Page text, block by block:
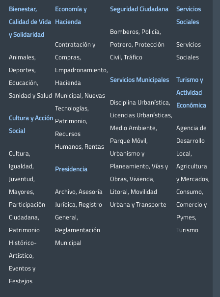
Bienestar,
Calidad de Vida
y Solidaridad
Animales,
Deportes,
Educación,
Sanidad y Salud
Cultura y Acción
Social
Cultura,
Igualdad,
Juventud,
Mayores,
Participación
Ciudadana,
Patrimonio
Histórico-
Artístico,
Eventos y
Festejos
Economía y
Hacienda
Contratación y
Compras,
Empadronamiento,
Hacienda
Municipal, Nuevas
Tecnologías,
Patrimonio,
Recursos
Humanos, Rentas
Presidencia
Archivo, Asesoría
Jurídica, Registro
General,
Reglamentación
Municipal
Seguridad Ciudadana
Bomberos, Policía,
Potrero, Protección
Civil, Tráfico
Servicios Municipales
Disciplina Urbanística,
Licencias Urbanísticas,
Medio Ambiente,
Parque Móvil,
Urbanismo y
Planeamiento, Vías y
Obras, Vivienda,
Litoral, Movilidad
Urbana y Transporte
Servicios
Sociales
Servicios
Sociales
Turismo y
Actividad
Económica
Agencia de
Desarrollo
Local,
Agricultura
y Mercados,
Consumo,
Comercio y
Pymes,
Turismo